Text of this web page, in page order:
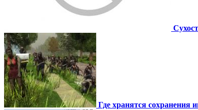
Где хранятся сохранения